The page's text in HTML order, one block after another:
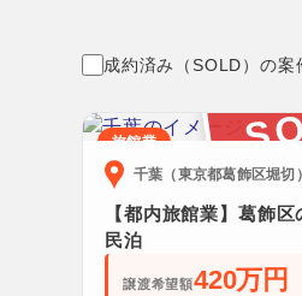
成約済み（SOLD）の案
旅館業
千葉（東京都葛飾区堀切）
【都内旅館業】葛飾
民泊
譲渡希望額420万円